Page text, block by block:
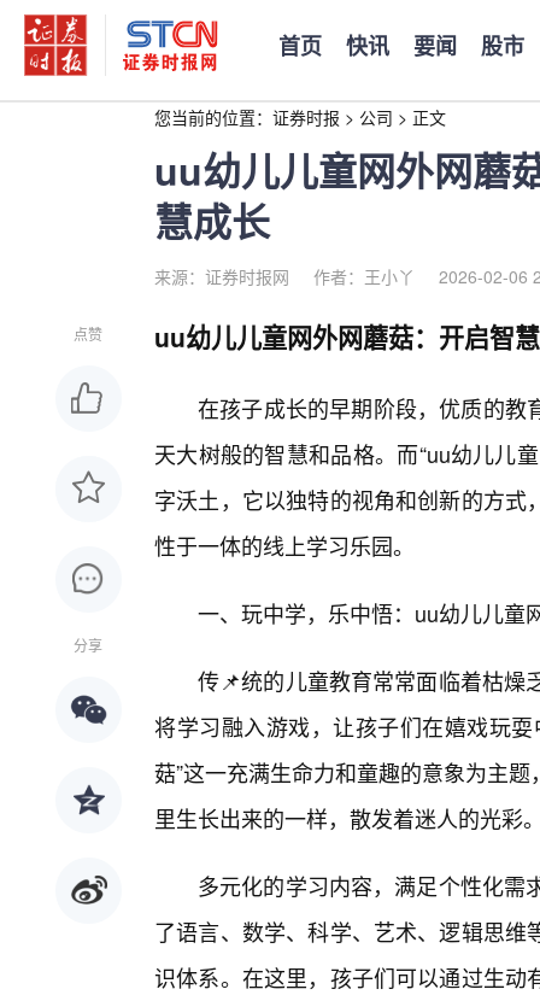
首页 快讯 要闻 股市
您当前的位置： 证券时报 > 公司 > 正文
uu幼儿儿童网外网蘑
慧成长
来源：证券时报网 作者：王小丫 2026-02-06
点赞
分享
uu幼儿儿童网外网蘑菇：开启智
在孩子成长的早期阶段，优质的教
天大树般的智慧和品格。而“uu幼儿儿
字沃土，它以独特的视角和创新的方
性于一体的线上学习乐园。
一、玩中学，乐中悟：uu幼儿儿童
传📌统的儿童教育常常面临着枯燥
将学习融入游戏，让孩子们在嬉戏玩
菇”这一充满生命力和童趣的意象为主
里生长出来的一样，散发着迷人的光彩
多元化的学习内容，满足个性化需
了语言、数学、科学、艺术、逻辑思
识体系。在这里，孩子们可以通过生